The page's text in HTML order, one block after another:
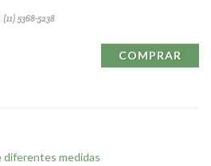
(11) 5368-5238
COMPRAR